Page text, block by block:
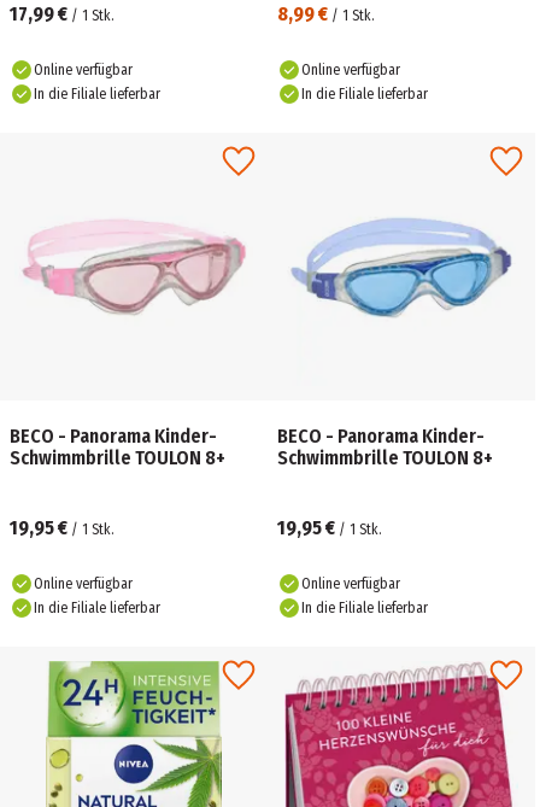
17,99 € / 1 Stk.
Online verfügbar
In die Filiale lieferbar
8,99 € / 1 Stk.
Online verfügbar
In die Filiale lieferbar
BECO - Panorama Kinder-
Schwimmbrille TOULON 8+
19,95 € / 1 Stk.
Online verfügbar
In die Filiale lieferbar
BECO - Panorama Kinder-
Schwimmbrille TOULON 8+
19,95 € / 1 Stk.
Online verfügbar
In die Filiale lieferbar